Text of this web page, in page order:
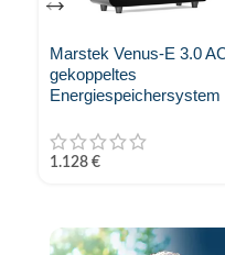
Marstek Venus-E 3.0
gekoppeltes
Energiespeichersystem
1.128 €